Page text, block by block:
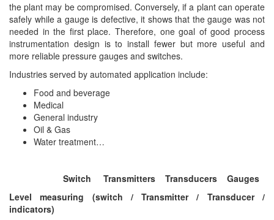
DUCATI
Duclean
Dukin Besko
Dunkermotoren
Durag
Dwyer
DYH
E+E ELEKTRONIK
E+H
E2S
the plant may be compromised. Conversely, if a plant can operate
safely while a gauge is defective, it shows that the gauge was not
needed in the first place. Therefore, one goal of good process
instrumentation design is to install fewer but more useful and
more reliable pressure gauges and switches.
Industries served by automated application include:
Food and beverage
Medical
General industry
Oil & Gas
Water treatment…
Switch Transmitters Transducers Gauges
Level measuring (switch / Transmitter / Transducer /
indicators)